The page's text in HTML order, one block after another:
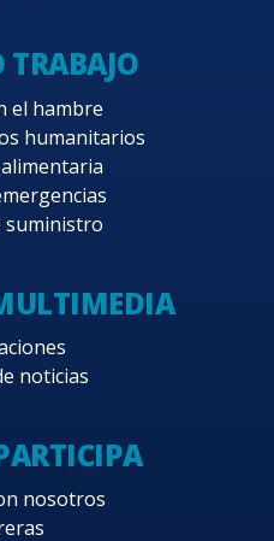
TRABAJO
el hambre
humanitarios
suministro
noticias
nosotros